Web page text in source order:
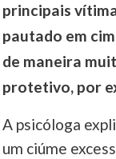
principais
pautado em
de maneira
protetivo, por
A psicóloga
um ciúme